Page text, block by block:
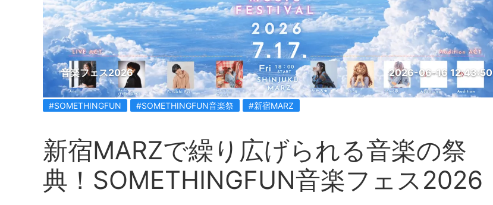
音楽フェス2026 2026-06-16 12:43:50
#SOMETHINGFUN #SOMETHINGFUN音楽祭 #新宿MARZ
新宿MARZで繰り広げられる音楽の祭
典！SOMETHINGFUN音楽フェス2026